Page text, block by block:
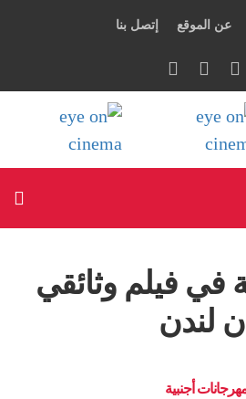
عن الموقع إتصل بنا
في فيلم وثائقي
لندن
أجنبية